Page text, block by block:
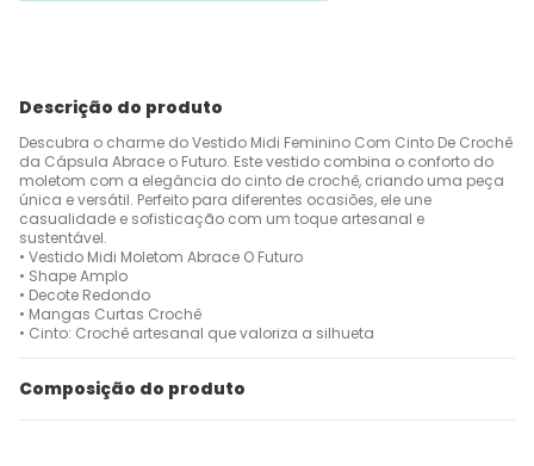
Descrição do produto
Descubra o charme do Vestido Midi Feminino Com Cinto De Crochê
da Cápsula Abrace o Futuro. Este vestido combina o conforto do
moletom com a elegância do cinto de crochê, criando uma peça
única e versátil. Perfeito para diferentes ocasiões, ele une
casualidade e sofisticação com um toque artesanal e
sustentável.
• Vestido Midi Moletom Abrace O Futuro
• Shape Amplo
• Decote Redondo
• Mangas Curtas Crochê
• Cinto: Crochê artesanal que valoriza a silhueta
Composição do produto